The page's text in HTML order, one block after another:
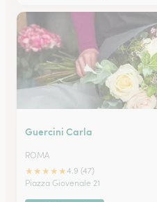
Guercini Carla
ROMA
★★★★★4.9 (47)
Piazza Giovenale 21